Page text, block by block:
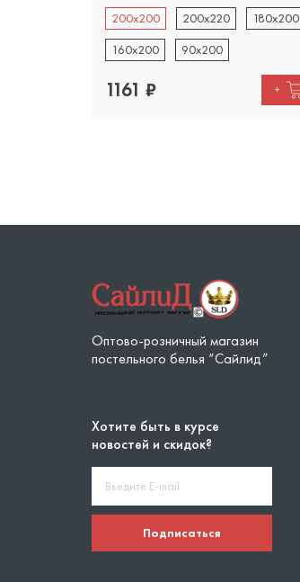
200x200 200x220
180x200
160x200
90x200
1161 ₽ +
Оптово-розничный магазин
постельного белья “Сайлид”
Хотите быть в курсе
новостей и скидок?
Подписаться